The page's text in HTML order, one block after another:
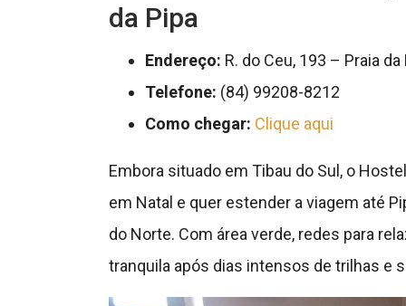
da Pipa
Endereço: R. do Ceu, 193 – Praia
Telefone: (84) 99208-8212
Como chegar: Clique aqui
Embora situado em Tibau do Sul, o
em Natal e quer estender a viagem até
do Norte. Com área verde, redes para
tranquila após dias intensos de trilhas e